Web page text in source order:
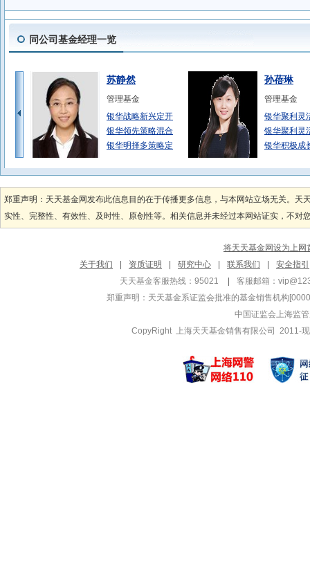
同公司基金经理一览
苏静然
管理基金
银华战略新兴定开
银华领先策略混合
银华明择多策略定
孙蓓琳
管理基金
银华聚利灵
银华聚利灵
银华积极成
周书
管理基金
银华瑞和灵活配置
银华智能建造股票
周大鹏
管理基金
央企ETF银
MSCI中国
管理基金
银华稳晟39个月
管理基金
银华医疗健
银华医疗健
管理基金
银华体育文
郑重声明：天天基金网发布此信息目的在于传播更多信息，与本网站立场无关。
实性、完整性、有效性、及时性、原创性等。相关信息并未经过本网站证实，不
将天天基金网设为上网
关于我们
资质证明 研究中心 联系我们
安全指引
天天基金客服热线：95021
客服邮箱：
郑重声明： 天天基金系证监会批准的基金销售机构
中国证监会上海监
CopyRight 上海天天基金销售有限公司 2011-